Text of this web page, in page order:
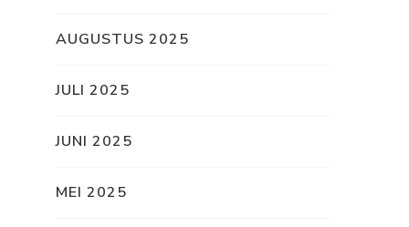
AUGUSTUS 2025
JULI 2025
JUNI 2025
MEI 2025